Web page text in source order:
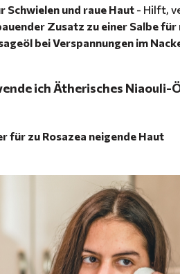
Schwielen und raue Haut - Hilft,
Zusatz zu einer Salbe für
bei Verspannungen im
ich Ätherisches Niaouli-
für zu Rosazea neigende Haut